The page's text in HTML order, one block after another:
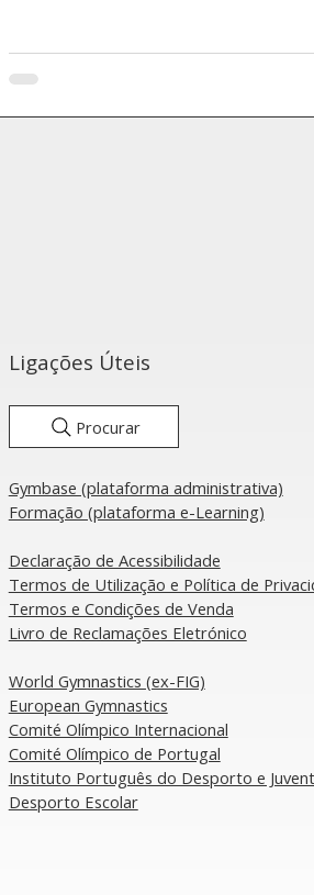
Gymbase (plataforma administrativa)
Formação (plataforma e-Learning)
Declaração de Acessibilidade
​Termos de Utilização e Política de
Termos e Condições de Venda
Livro de Reclamações Eletrónico
​World Gymnastics (ex-FIG)
European Gymnastics
Comité Olímpico Internacional
Comité Olímpico de Portugal
Instituto Português do Desporto e
Desporto Escolar
Ligações Úteis
Procurar